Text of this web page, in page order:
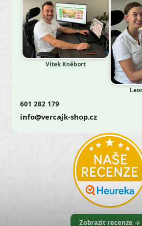
Vítek Kněbort
601 282 179
info@vercajk-shop.cz
Zobrazit recenze →